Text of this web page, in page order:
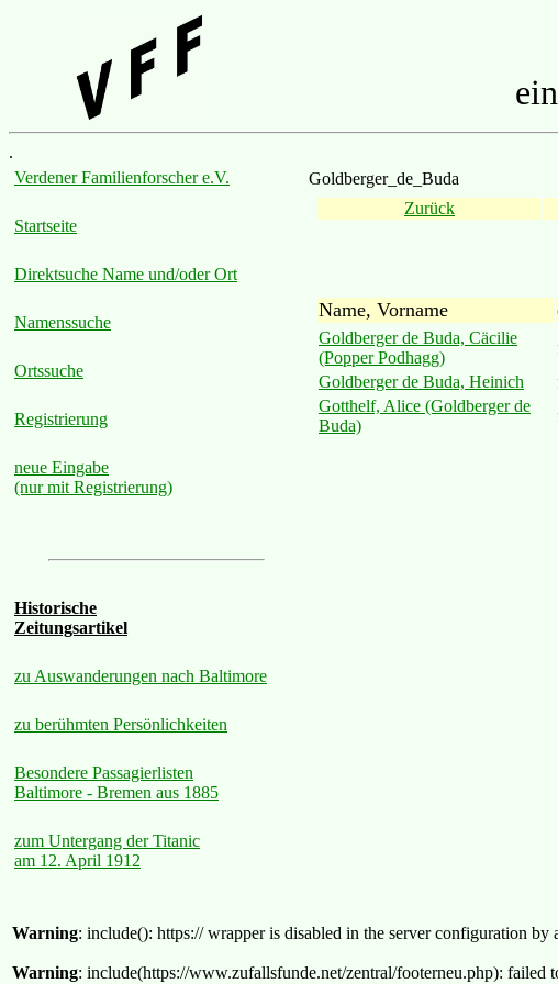
.
Verdener Familienforscher e.V.
Startseite
Direktsuche Name und/oder Ort
Namenssuche
Ortssuche
Registrierung
neue Eingabe
(nur mit Registrierung)
Historische
Zeitungsartikel
zu Auswanderungen nach Baltimore
zu berühmten Persönlichkeiten
Besondere Passagierlisten
Baltimore - Bremen aus 1885
zum Untergang der Titanic
am 12. April 1912
Goldberger_de_Buda
Zurück
Name, Vorname
Goldberger de Buda, Cäcilie
(Popper Podhagg)
Goldberger de Buda, Heinich
Gotthelf, Alice (Goldberger de
Buda)
Warning: include(): https:// wrapper is disabled in the server configuration
Warning: include(https://www.zufallsfunde.net/zentral/footerneu.php): failed